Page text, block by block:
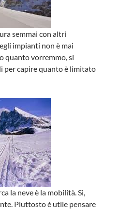
semmai con altri
impianti non è mai
quanto vorremmo, si
per capire quanto è limitato
la neve è la mobilità. Sì,
Piuttosto è utile pensare